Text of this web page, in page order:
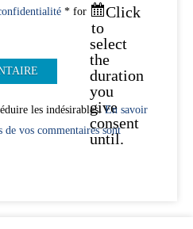
* for
Click
to
select
the
duration
you
give
consent
until.
les indésirables.En savoir
de vos commentaires sont